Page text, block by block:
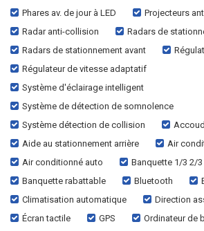
Phares av. de jour à LED
Projecteurs
Radar anti-collision
Radars de
Radars de stationnement avant
Régulateur de vitesse adaptatif
Système d'éclairage intelligent
Système de détection de somnolence
Système détection de collision
Aide au stationnement arrière
Air
Air conditionné auto
Banquette 1/3 2/3
Banquette rabattable
Bluetooth
Climatisation automatique
Direction
Écran tactile
GPS Ordinateur de